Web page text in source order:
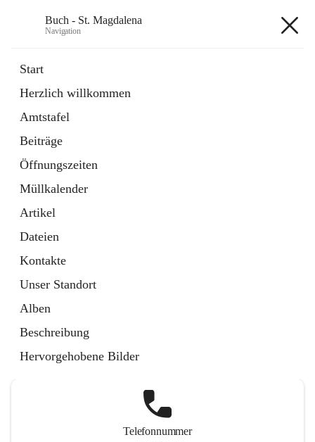
Buch - St. Magdalena
Navigation
Start
Herzlich willkommen
Amtstafel
Beiträge
Öffnungszeiten
Müllkalender
Artikel
Dateien
Kontakte
Unser Standort
Alben
Beschreibung
Hervorgehobene Bilder
11 Schnellzugriffe
Bürgerservice
10 Schnellzugriffe
Telefonnummer